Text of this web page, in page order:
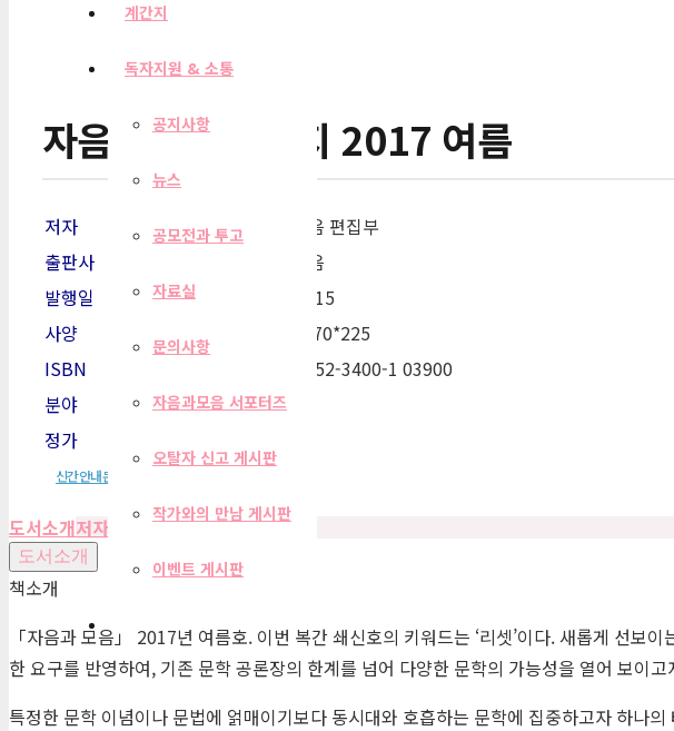
계간지
독자지원 & 소통
공지사항
뉴스
공모전과 투고
자료실
문의사항
자음과모음 서포터즈
오탈자 신고 게시판
작가와의 만남 게시판
이벤트 게시판
자음과모음 계간지 2017 여름
저자
자음과모음 편집부
출판사
자음과모음
발행일
2017-06-15
사양
368쪽 | 170*225
ISBN
977-20-052-3400-1 03900
분야
계간지
정가
신간안내문
도서소개저자 목차 편집자 리뷰
도서소개
책소개
「자음과 모음」 2017년 여름호. 이번 복간 쇄신호의 키워드는 ‘리셋’이다. 새롭게 선보
한 요구를 반영하여, 기존 문학 공론장의 한계를 넘어 다양한 문학의 가능성을 열어 보이고
특정한 문학 이념이나 문법에 얽매이기보다 동시대와 호흡하는 문학에 집중하고자 하나